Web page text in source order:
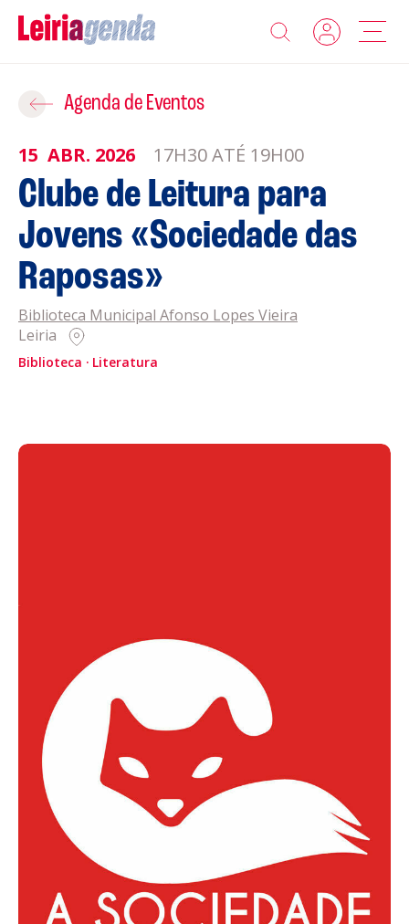
Agenda
Sobre a Leiriagenda
Promotores
Clubes Desportivos
Contactos
Informações
Agenda de Eventos
15 ABR. 2026 17H30 ATÉ 19H00
Clube de Leitura para
Jovens «Sociedade das
Raposas»
Biblioteca Municipal Afonso Lopes Vieira
Leiria
Biblioteca Literatura
Adicionar ao Roteiro
ROTEIROS EXISTENTES
CRIAR NOVO
Gravar